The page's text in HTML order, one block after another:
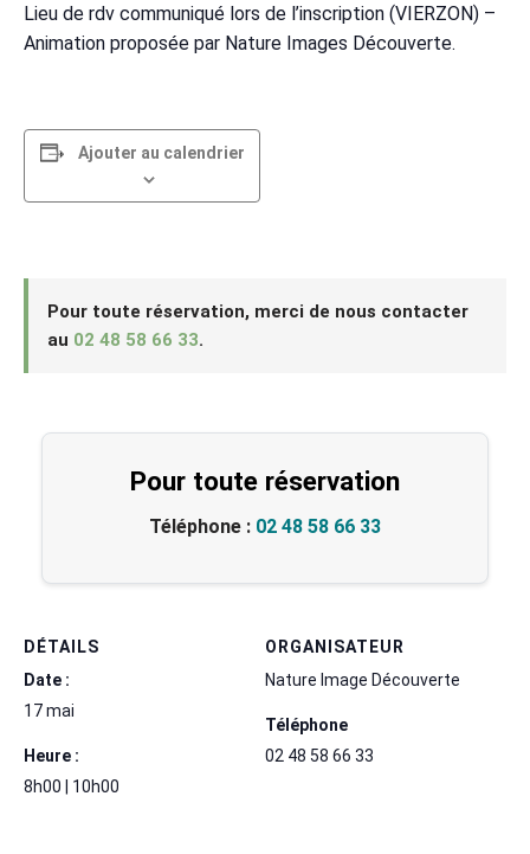
Lieu de rdv communiqué lors de l’inscription (VIERZON) –
Animation proposée par Nature Images Découverte.
Ajouter au calendrier
Pour toute réservation, merci de nous contacter
au 02 48 58 66 33.
Pour toute réservation
Téléphone : 02 48 58 66 33
DÉTAILS
Date :
17 mai
Heure :
8h00 | 10h00
ORGANISATEUR
Nature Image Découverte
Téléphone
02 48 58 66 33